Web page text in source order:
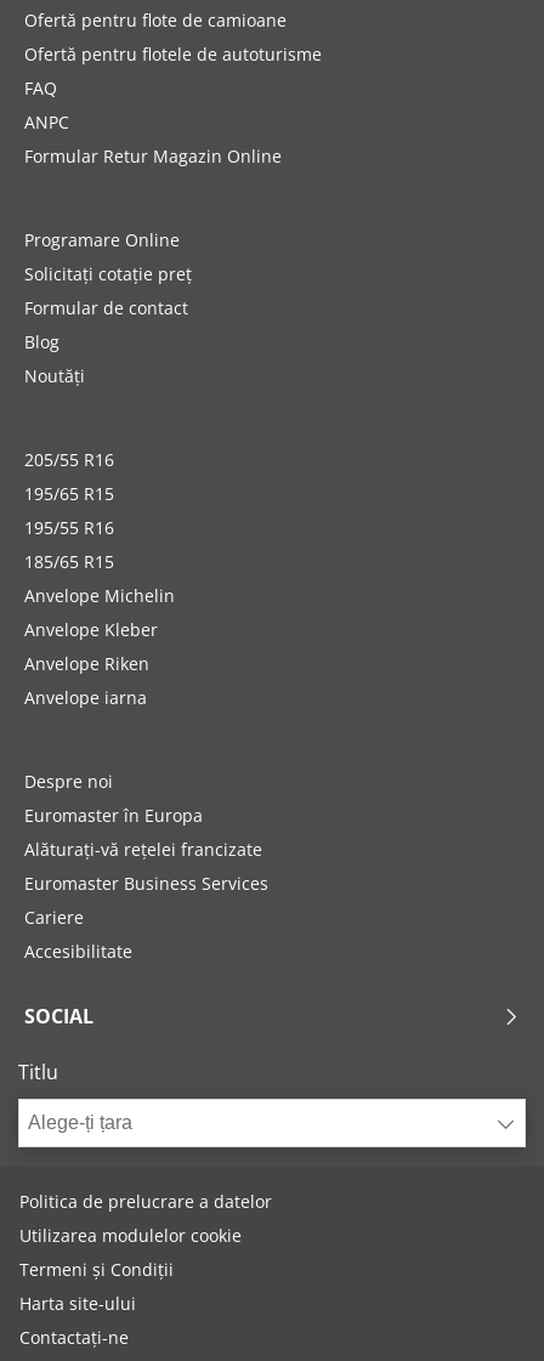
Ofertă pentru flote de camioane
Ofertă pentru flotele de autoturisme
FAQ
ANPC
Formular Retur Magazin Online
Programare Online
Solicitați cotație preț
Formular de contact
Blog
Noutăți
205/55 R16
195/65 R15
195/55 R16
185/65 R15
Anvelope Michelin
Anvelope Kleber
Anvelope Riken
Anvelope iarna
Despre noi
Euromaster în Europa
Alăturați-vă rețelei francizate
Euromaster Business Services
Cariere
Accesibilitate
SOCIAL
Titlu
Alege-ți țara
Politica de prelucrare a datelor
Utilizarea modulelor cookie
Termeni și Condiții
Harta site-ului
Contactați-ne